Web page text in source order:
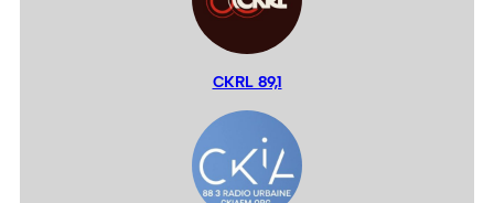
CKRL 89,1